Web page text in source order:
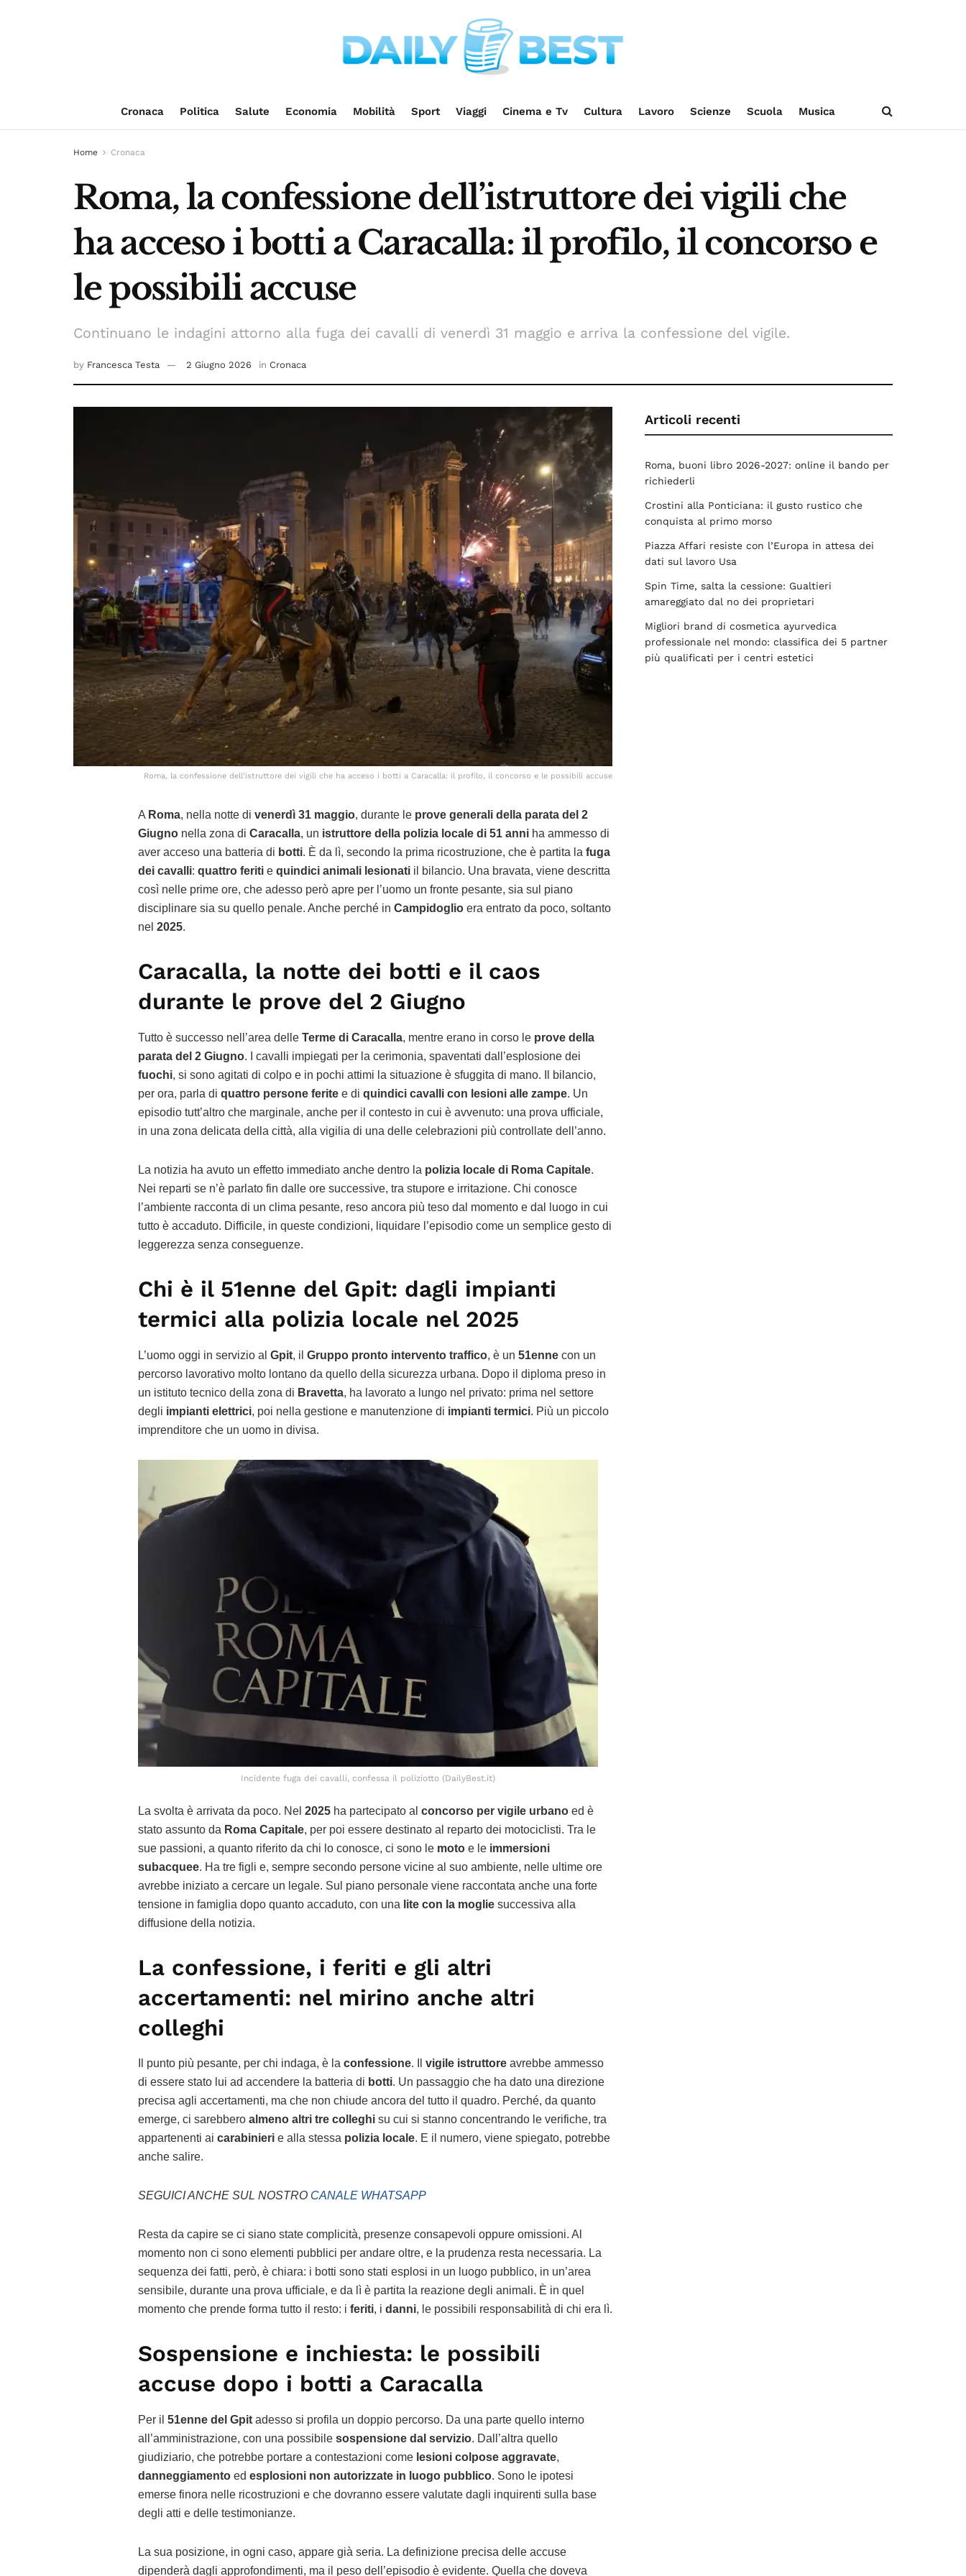
Cronaca Politica Salute Economia Mobilità Sport Viaggi Cinema e Tv Cultura Lavoro Scienze Scuola Musica
Home Cronaca
Roma, la confessione dell’istruttore dei vigili che
ha acceso i botti a Caracalla: il profilo, il concorso e
le possibili accuse
Continuano le indagini attorno alla fuga dei cavalli di venerdì 31 maggio e arriva la confessione del vigile.
by Francesca Testa 2 Giugno 2026 in Cronaca
Roma, la confessione dell’istruttore dei vigili che ha acceso i botti a Caracalla: il profilo, il concorso e le possibili accuse
A Roma, nella notte di venerdì 31 maggio, durante le prove generali della parata del 2
Giugno nella zona di Caracalla, un istruttore della polizia locale di 51 anni ha ammesso di
aver acceso una batteria di botti. È da lì, secondo la prima ricostruzione, che è partita la fuga
dei cavalli: quattro feriti e quindici animali lesionati il bilancio. Una bravata, viene descritta
così nelle prime ore, che adesso però apre per l’uomo un fronte pesante, sia sul piano
disciplinare sia su quello penale. Anche perché in Campidoglio era entrato da poco, soltanto
nel 2025.
Caracalla, la notte dei botti e il caos
durante le prove del 2 Giugno
Tutto è successo nell’area delle Terme di Caracalla, mentre erano in corso le prove della
parata del 2 Giugno. I cavalli impiegati per la cerimonia, spaventati dall’esplosione dei
fuochi, si sono agitati di colpo e in pochi attimi la situazione è sfuggita di mano. Il bilancio,
per ora, parla di quattro persone ferite e di quindici cavalli con lesioni alle zampe. Un
episodio tutt’altro che marginale, anche per il contesto in cui è avvenuto: una prova ufficiale,
in una zona delicata della città, alla vigilia di una delle celebrazioni più controllate dell’anno.
La notizia ha avuto un effetto immediato anche dentro la polizia locale di Roma Capitale.
Nei reparti se n’è parlato fin dalle ore successive, tra stupore e irritazione. Chi conosce
l’ambiente racconta di un clima pesante, reso ancora più teso dal momento e dal luogo in cui
tutto è accaduto. Difficile, in queste condizioni, liquidare l’episodio come un semplice gesto di
leggerezza senza conseguenze.
Chi è il 51enne del Gpit: dagli impianti
termici alla polizia locale nel 2025
L’uomo oggi in servizio al Gpit, il Gruppo pronto intervento traffico, è un 51enne con un
percorso lavorativo molto lontano da quello della sicurezza urbana. Dopo il diploma preso in
un istituto tecnico della zona di Bravetta, ha lavorato a lungo nel privato: prima nel settore
degli impianti elettrici, poi nella gestione e manutenzione di impianti termici. Più un piccolo
imprenditore che un uomo in divisa.
Incidente fuga dei cavalli, confessa il poliziotto (DailyBest.it)
La svolta è arrivata da poco. Nel 2025 ha partecipato al concorso per vigile urbano ed è
stato assunto da Roma Capitale, per poi essere destinato al reparto dei motociclisti. Tra le
sue passioni, a quanto riferito da chi lo conosce, ci sono le moto e le immersioni
subacquee. Ha tre figli e, sempre secondo persone vicine al suo ambiente, nelle ultime ore
avrebbe iniziato a cercare un legale. Sul piano personale viene raccontata anche una forte
tensione in famiglia dopo quanto accaduto, con una lite con la moglie successiva alla
diffusione della notizia.
La confessione, i feriti e gli altri
accertamenti: nel mirino anche altri
colleghi
Il punto più pesante, per chi indaga, è la confessione. Il vigile istruttore avrebbe ammesso
di essere stato lui ad accendere la batteria di botti. Un passaggio che ha dato una direzione
precisa agli accertamenti, ma che non chiude ancora del tutto il quadro. Perché, da quanto
emerge, ci sarebbero almeno altri tre colleghi su cui si stanno concentrando le verifiche, tra
appartenenti ai carabinieri e alla stessa polizia locale. E il numero, viene spiegato, potrebbe
anche salire.
SEGUICI ANCHE SUL NOSTRO CANALE WHATSAPP
Resta da capire se ci siano state complicità, presenze consapevoli oppure omissioni. Al
momento non ci sono elementi pubblici per andare oltre, e la prudenza resta necessaria. La
sequenza dei fatti, però, è chiara: i botti sono stati esplosi in un luogo pubblico, in un’area
sensibile, durante una prova ufficiale, e da lì è partita la reazione degli animali. È in quel
momento che prende forma tutto il resto: i feriti, i danni, le possibili responsabilità di chi era lì.
Sospensione e inchiesta: le possibili
accuse dopo i botti a Caracalla
Per il 51enne del Gpit adesso si profila un doppio percorso. Da una parte quello interno
all’amministrazione, con una possibile sospensione dal servizio. Dall’altra quello
giudiziario, che potrebbe portare a contestazioni come lesioni colpose aggravate,
danneggiamento ed esplosioni non autorizzate in luogo pubblico. Sono le ipotesi
emerse finora nelle ricostruzioni e che dovranno essere valutate dagli inquirenti sulla base
degli atti e delle testimonianze.
La sua posizione, in ogni caso, appare già seria. La definizione precisa delle accuse
dipenderà dagli approfondimenti, ma il peso dell’episodio è evidente. Quella che doveva
Articoli recenti
Roma, buoni libro 2026-2027: online il bando per
richiederli
Crostini alla Ponticiana: il gusto rustico che
conquista al primo morso
Piazza Affari resiste con l’Europa in attesa dei
dati sul lavoro Usa
Spin Time, salta la cessione: Gualtieri
amareggiato dal no dei proprietari
Migliori brand di cosmetica ayurvedica
professionale nel mondo: classifica dei 5 partner
più qualificati per i centri estetici